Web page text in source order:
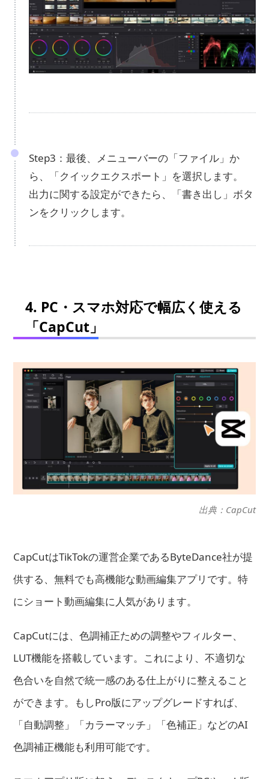
Step3：最後、メニューバーの「ファイル」か
ら、「クイックエクスポート」を選択します。
出力に関する設定ができたら、「書き出し」ボタ
ンをクリックします。
4. PC・スマホ対応で幅広く使える
「CapCut」
出典：CapCut
CapCutはTikTokの運営企業であるByteDance社が提
供する、無料でも高機能な動画編集アプリです。特
にショート動画編集に人気があります。
CapCutには、色調補正ための調整やフィルター、
LUT機能を搭載しています。これにより、不適切な
色合いを自然で統一感のある仕上がりに整えること
ができます。もしPro版にアップグレードすれば、
「自動調整」「カラーマッチ」「色補正」などのAI
色調補正機能も利用可能です。